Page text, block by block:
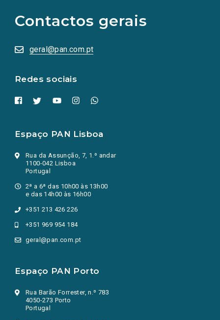
Contactos gerais
geral@pan.com.pt
Redes sociais
redes
sociais
numa
nova
Espaço PAN Lisboa
Rua da Assunção, 7, 1.º andar
1100-042 Lisboa
Portugal
2ª a 6ª das 10h00 às 13h00
e das 14h00 às 16h00
+351 213 426 226
+351 969 954 184
geral@pan.com.pt
Espaço PAN Porto
Rua Barão Forrester, n.º 783
4050-273 Porto
Portugal